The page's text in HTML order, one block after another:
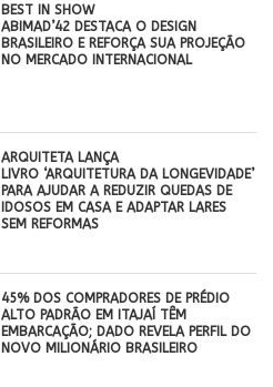
BEST IN SHOW
ABIMAD’42 DESTACA O DESIGN
BRASILEIRO E REFORÇA SUA PROJEÇÃO
NO MERCADO INTERNACIONAL
ARQUITETA LANÇA
LIVRO ‘ARQUITETURA DA LONGEVIDADE’
PARA AJUDAR A REDUZIR QUEDAS DE
IDOSOS EM CASA E ADAPTAR LARES
SEM REFORMAS
45% DOS COMPRADORES DE PRÉDIO
ALTO PADRÃO EM ITAJAÍ TÊM
EMBARCAÇÃO; DADO REVELA PERFIL DO
NOVO MILIONÁRIO BRASILEIRO